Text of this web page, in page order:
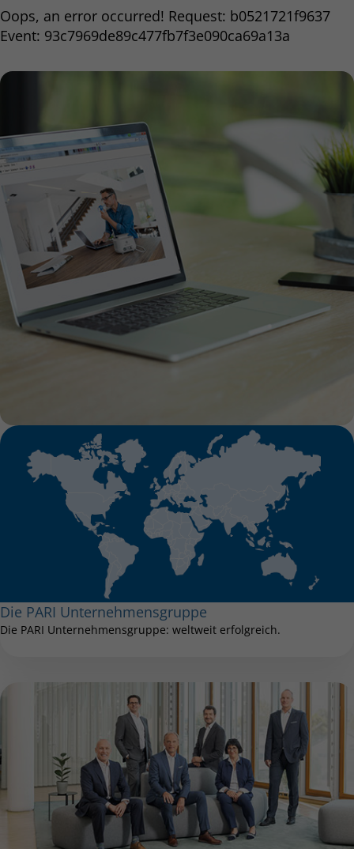
Oops, an error occurred! Request: b0521721f9637
Event: 93c7969de89c477fb7f3e090ca69a13a
Die PARI Unternehmensgruppe
Die PARI Unternehmensgruppe: weltweit erfolgreich.